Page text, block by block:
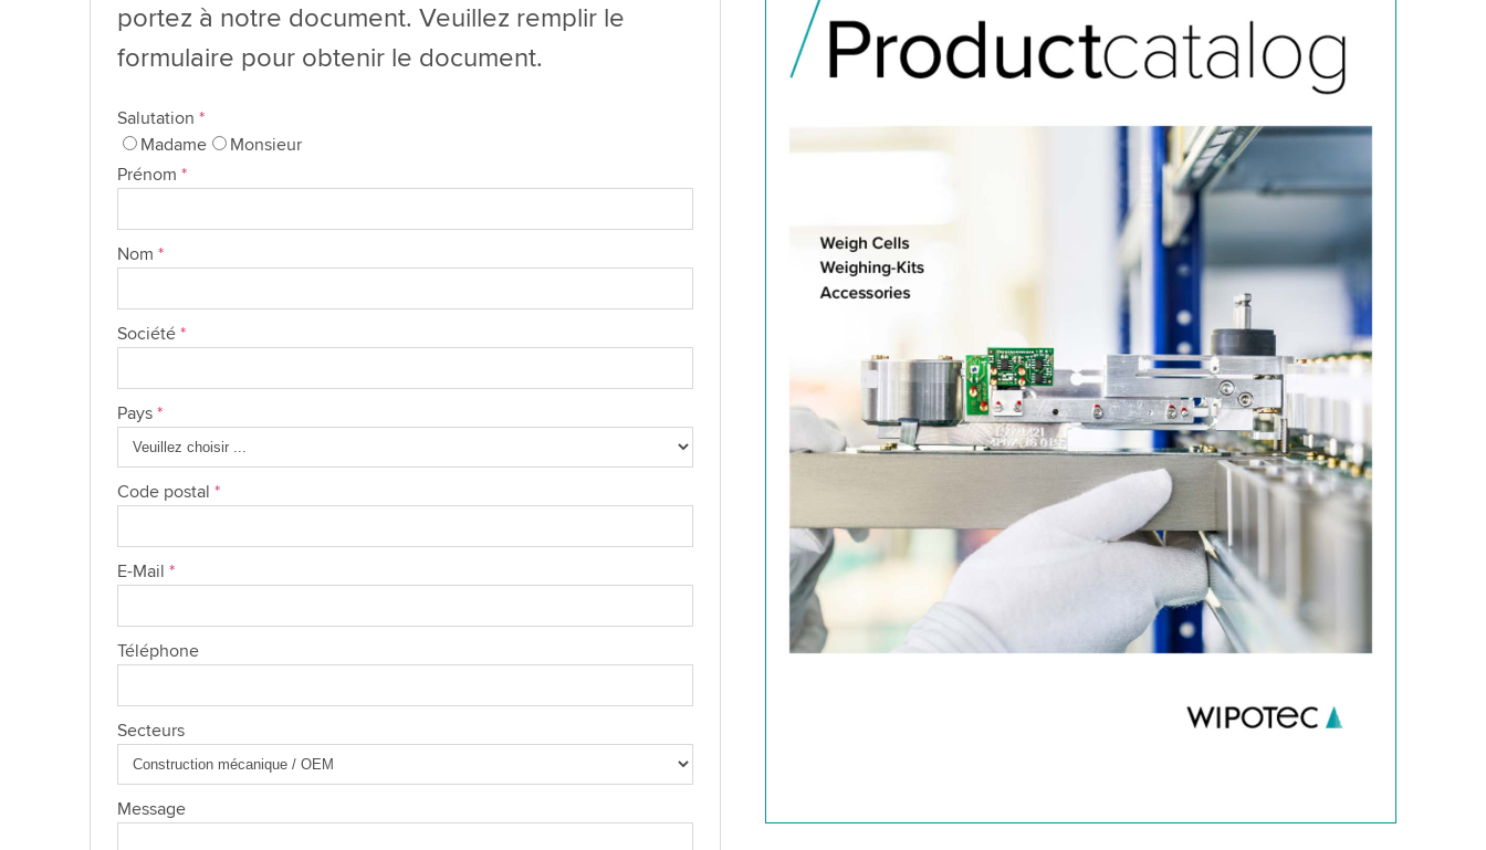
portez à notre document. Veuillez remplir le
formulaire pour obtenir le document.
Salutation *
Madame
Monsieur
Prénom *
Nom *
Société *
Pays *
Code postal *
E-Mail *
Téléphone
Secteurs
Message